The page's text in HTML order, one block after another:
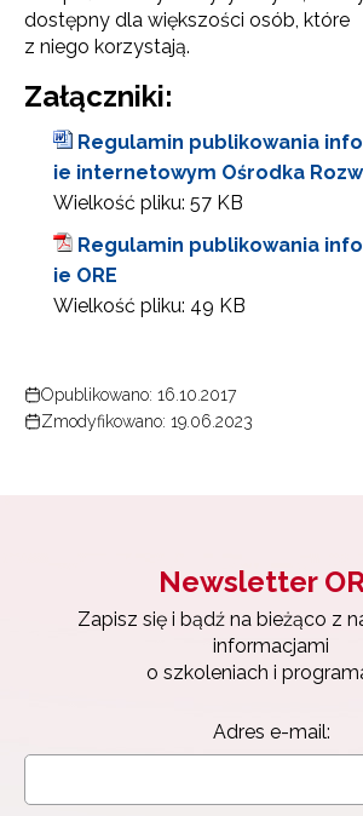
dostępny dla większości osób, które
z niego korzystają.
Załączniki:
Regulamin publikowania
ie internetowym Ośrodka
Wielkość pliku: 57 KB
Regulamin publikowania
ie ORE
Wielkość pliku: 49 KB
Opublikowano: 16.10.2017
Zmodyfikowano: 19.06.2023
Newsletter
Zapisz się i bądź na bieżąco z
informacjami
o szkoleniach i
Adres e-mail:
Newsletter ORE
Zapisz się i bądź na bieżąco z
Wyrażam zgodę na przetwarzanie
Zapisuję się